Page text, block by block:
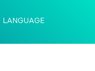
LANGUAGE